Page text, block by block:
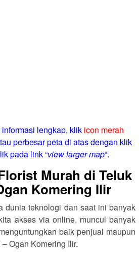
lengkap, klik icon merah
perbesar peta di atas dengan klik
pada link “view larger map“.
Murah di Teluk
Komering Ilir
dunia teknologi dan saat ini banyak
akses via online, muncul banyak
baik penjual maupun
Ogan Komering Ilir.